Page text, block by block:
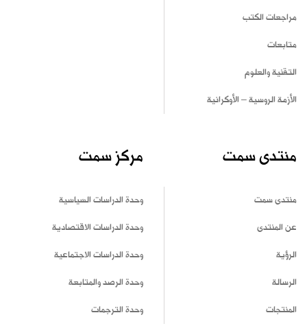
مراجعات الكتب
متابعات
التقنية والعلوم
الأزمة الروسية – الأوكرانية
منتدى سمت
منتدى سمت
عن المنتدى
الرؤية
الرسالة
المنتجات
مركز سمت
وحدة الدراسات السياسية
وحدة الدراسات الاقتصادية
وحدة الدراسات الاجتماعية
وحدة الرصد والمتابعة
وحدة الترجمات